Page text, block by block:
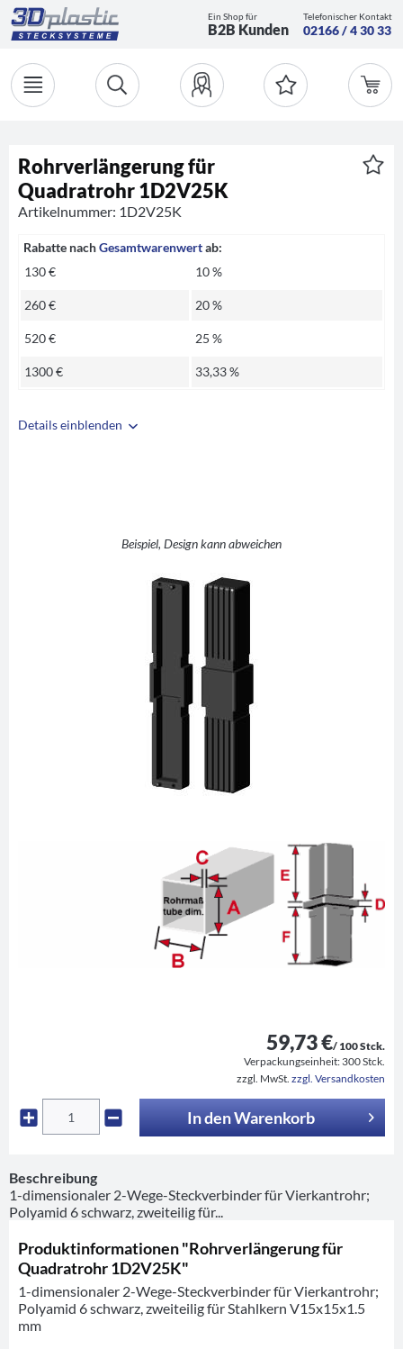
Ein Shop für
B2B Kunden
Telefonischer Kontakt
02166 / 4 30 33
Details einblenden
Beispiel, Design kann abweichen
Rohrverlängerung für
Quadratrohr 1D2V25K
Artikelnummer: 1D2V25K
Rabatte nachGesamtwarenwertab:
130 €
10 %
260 € 20 %
520 € 25 %
1300 € 33,33 %
59,73 €/ 100 Stck.
Verpackungseinheit: 300 Stck.
zzgl. MwSt. zzgl. Versandkosten
In denWarenkorb
Beschreibung
1-dimensionaler 2-Wege-Steckverbinder für Vierkantrohr;
Polyamid 6 schwarz, zweiteilig für...
Produktinformationen "Rohrverlängerung für
Quadratrohr 1D2V25K"
1-dimensionaler 2-Wege-Steckverbinder für Vierkantrohr;
Polyamid 6 schwarz, zweiteilig für Stahlkern V15x15x1.5
mm